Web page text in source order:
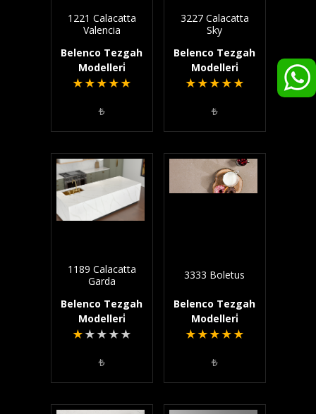
1221 Calacatta
Valencia
Belenco Tezgah
Modelleri̇
★ ★ ★ ★ ★
₺
3227 Calacatta
Sky
Belenco Tezgah
Modelleri̇
★ ★ ★ ★ ★
₺
1189 Calacatta
Garda
Belenco Tezgah
Modelleri̇
★ ★ ★ ★ ★
₺
3333 Boletus
Belenco Tezgah
Modelleri̇
★ ★ ★ ★ ★
₺